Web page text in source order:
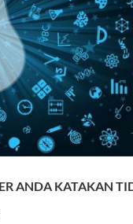
ANDA KATAKAN